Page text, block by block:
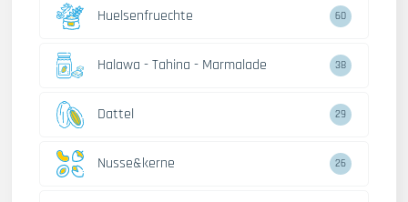
Huelsenfruechte 60
Halawa - Tahina - Marmalade 38
Dattel 29
Nusse&kerne 26